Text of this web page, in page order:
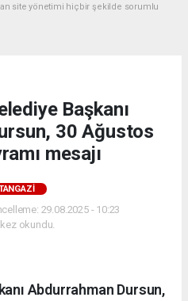
site yönetimi hiçbir şekilde sorumlu
Başkanı
30 Ağustos
mesajı
29.08.2025 - 10:23
okundu.
Abdurrahman Dursun,